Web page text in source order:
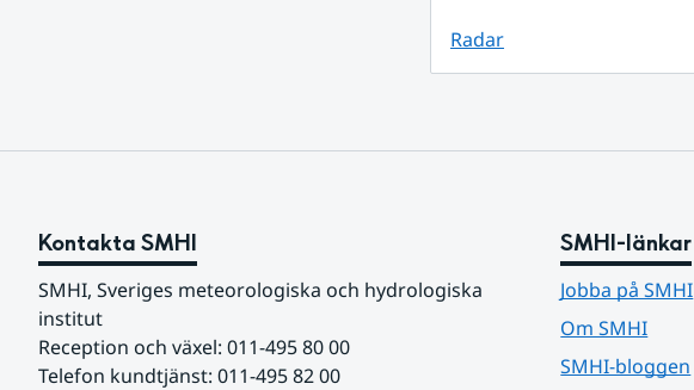
Radar
Kontakta SMHI
SMHI, Sveriges meteorologiska och hydrologiska
institut
Reception och växel: 011-495 80 00
Telefon kundtjänst: 011-495 82 00
SMHI-länkar
Jobba på SMHI
Om SMHI
SMHI-bloggen